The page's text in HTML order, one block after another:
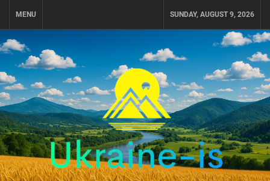
MENU SUNDAY, AUGUST 9, 2026